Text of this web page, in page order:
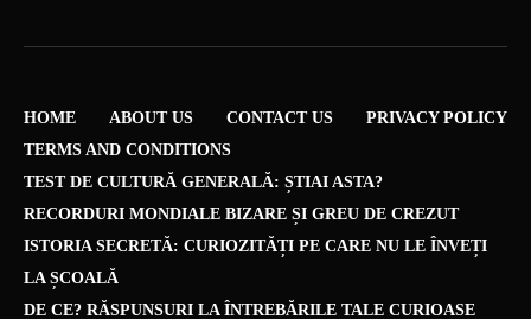
HOME ABOUT US CONTACT US
PRIVACY POLICY
TERMS AND CONDITIONS
TEST DE CULTURĂ GENERALĂ: ȘTIAI ASTA?
RECORDURI MONDIALE BIZARE ȘI GREU DE CREZUT
ISTORIA SECRETĂ: CURIOZITĂȚI PE CARE NU LE ÎNVEȚI
LA ȘCOALĂ
DE CE? RĂSPUNSURI LA ÎNTREBĂRILE TALE CURIOASE